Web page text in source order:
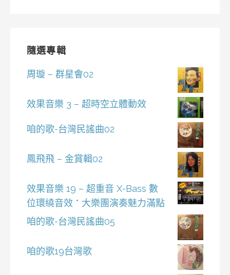
隨選專輯
周璇 – 群星會02
效果音樂 3 – 超時空立體動效
咱的歌-台灣民謠曲02
鳳飛飛 – 金賞輯02
效果音樂 19 – 超重音 X-Bass 數
位環繞音效 * 大樂團演奏魅力滿點
咱的歌-台灣民謠曲05
咱的歌19台灣歌